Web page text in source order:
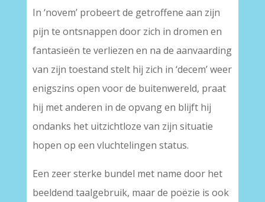
In ‘novem’ probeert de getroffene aan zijn
pijn te ontsnappen door zich in dromen en
fantasieën te verliezen en na de aanvaarding
van zijn toestand stelt hij zich in ‘decem’ weer
enigszins open voor de buitenwereld, praat
hij met anderen in de opvang en blijft hij
ondanks het uitzichtloze van zijn situatie
hopen op een vluchtelingen status.
Een zeer sterke bundel met name door het
beeldend taalgebruik, maar de poëzie is ook